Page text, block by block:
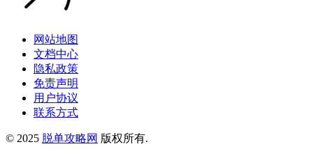
网站地图
文档中心
隐私政策
免责声明
用户协议
联系方式
© 2025 脱单攻略网 版权所有.